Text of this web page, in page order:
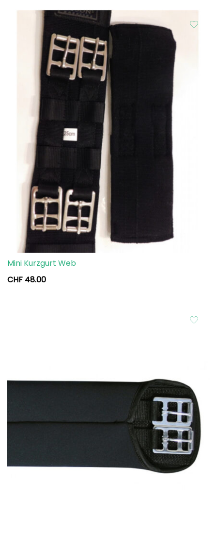
Mini Kurzgurt Web
CHF 48.00